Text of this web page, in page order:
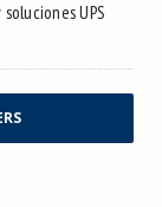
UPS